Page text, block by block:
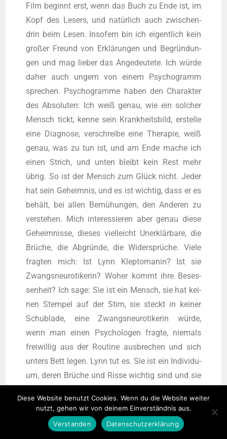
Film beginnt erst, wenn das Buch zu Ende ist, im
Kopf des Lesers, und natür­lich auch zwi­schen­
drin beim Lesen. Inso­fern bin ich eigent­lich kein
gro­ßer Freund von Erklä­run­gen und Begrün­dun­
gen und mag lie­ber das Ange­deu­te­te. Ich wür­de
daher auch ungern von einem Psy­cho­gramm
spre­chen. Psy­cho­gram­me haben den Cha­rak­ter
des Abso­lu­ten: Ich weiß genau, wie ein sol­cher
Mensch tickt, ken­ne sein Krank­heits­bild, erstel­le
eine Dia­gno­se, ver­schrei­be eine The­ra­pie, weiß
genau, was zu tun ist, und am Ende mache ich
einen Strich, und unten bleibt kein Rest mehr
übrig. So ist der Mensch zum Glück nicht. Jeder
hat sein Geheim­nis, und es ist wich­tig, dass er es
behält, bei allen Bemü­hun­gen, den Ande­ren zu
ver­ste­hen. Mich inter­es­sie­ren aber genau die­se
Geheim­nis­se, die­ses viel­leicht Uner­klär­ba­re, die
Brü­che, die Abgrün­de, die Wider­sprü­che. Vie­le
frag­ten mich: Ist Lynn Klep­to­ma­nin? Ist sie
Zwangs­neu­ro­ti­ke­rin? Woher kommt ihre Beses­
sen­heit? Ich sage: Sie ist ein Mensch, sie hat kei­
nen Stem­pel auf der Stirn, sie steckt in kei­ner
Schub­la­de, eine Zwangs­neu­ro­ti­ke­rin wür­de,
wenn man einen Psy­cho­lo­gen frag­te, nie­mals
frei­wil­lig aus der Rou­ti­ne aus­bre­chen und sich
unters Bett legen. Lynn tut es. Sie ist ein Indi­vi­du­
um, deren Brü­che und Ris­se wich­tig sind und sie
tut, geschieht in der Über­trei­bung der Obses­si­on
und Zwang­haf­tig­keit, gewiss, aber durch die­se
Über­trei­bung kann es viel bes­ser gelin­gen, einen
Diese Website benutzt Cookies. Wenn du die Website weiter
nutzt, gehen wir von deinem Einverständnis aus.
Verstanden
Datenschutzerklärung